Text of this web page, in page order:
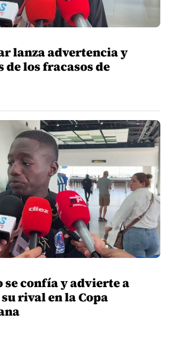
lanza advertencia y
de los fracasos de
se confía y advierte a
rival en la Copa